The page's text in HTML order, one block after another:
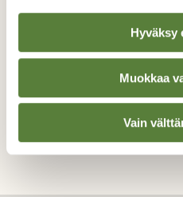
Hyväksy
Muokkaa
Vain
TAKAISIN